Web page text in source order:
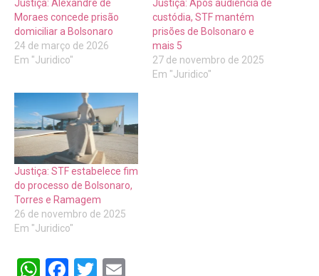
Justiça: Alexandre de
Moraes concede prisão
domiciliar a Bolsonaro
24 de março de 2026
Em "Juridico"
Justiça: Após audiência de
custódia, STF mantém
prisões de Bolsonaro e
mais 5
27 de novembro de 2025
Em "Juridico"
Justiça: STF estabelece fim
do processo de Bolsonaro,
Torres e Ramagem
26 de novembro de 2025
Em "Juridico"
WhatsApp
Facebook
Twitter